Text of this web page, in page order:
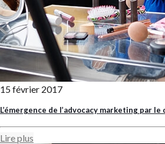
15 février 2017
L’émergence de l’advocacy marketing par le
Lire plus